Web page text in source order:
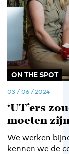
ON THE SPOT
03 / 06 / 2024
‘UT’ers
moeten
We werken
kennen we de